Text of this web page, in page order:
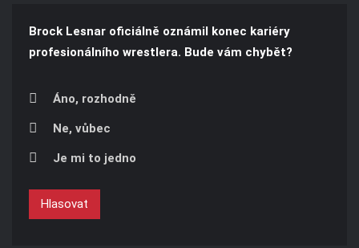
Brock Lesnar oficiálně oznámil konec kariéry
profesionálního wrestlera. Bude vám chybět?
Áno, rozhodně
Ne, vůbec
Je mi to jedno
Hlasovat